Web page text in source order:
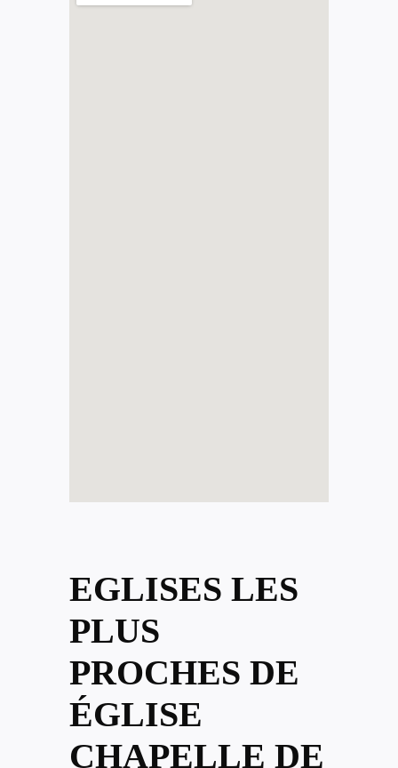
EGLISES LES
PLUS
PROCHES DE
ÉGLISE
CHAPELLE DE